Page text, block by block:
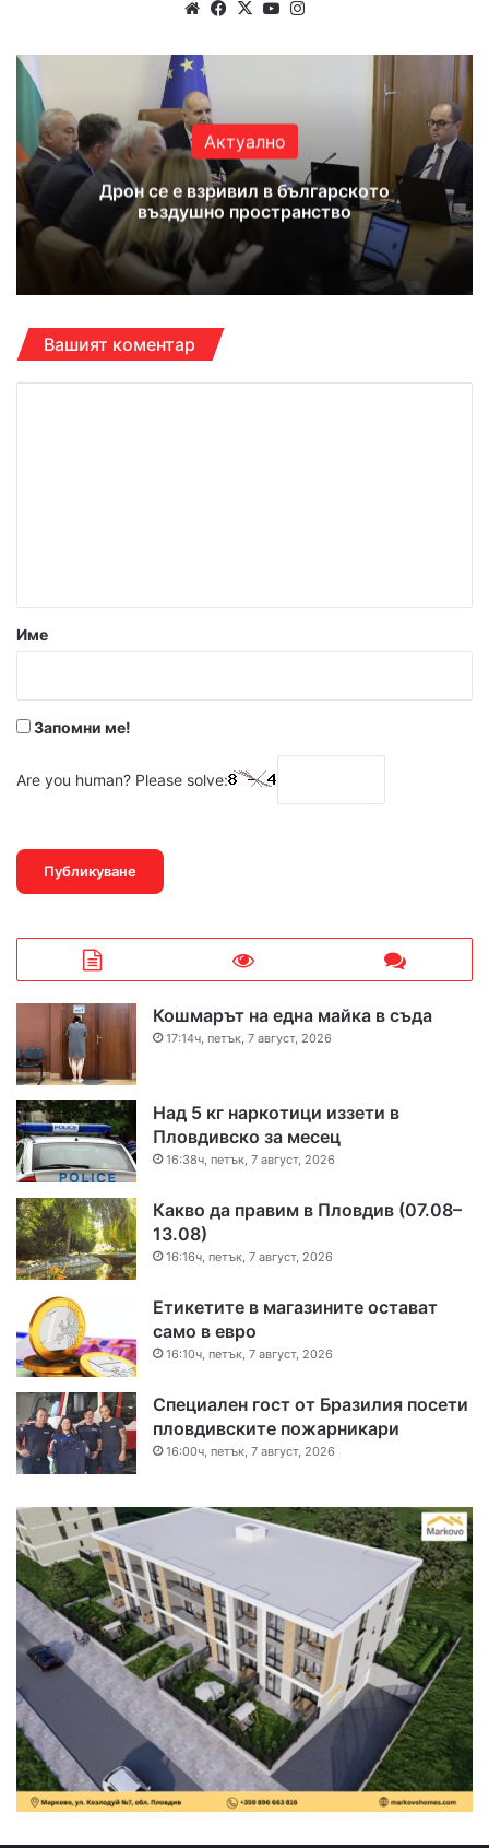
WebsiteFacebook
X YouTube
Актуално
Дрон се е взривил в българското
въздушно пространство
Вашият коментар
р
Име
Запомни ме!
Are you human? Please solve:
Кошмарът на една майка в съда
17:14ч, петък, 7 август, 2026
Над 5 кг наркотици иззети в
Пловдивско за месец
16:38ч, петък, 7 август, 2026
Какво да правим в Пловдив (07.08–
13.08)
16:16ч, петък, 7 август, 2026
Етикетите в магазините остават
само в евро
16:10ч, петък, 7 август, 2026
Специален гост от Бразилия посети
пловдивските пожарникари
16:00ч, петък, 7 август, 2026